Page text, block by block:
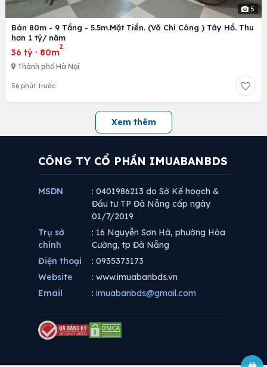
5
Bán 80m - 9 Tầng - 5.5m.Mặt Tiền. (Võ Chí Công ) Tây Hồ. Thu
hơn 1 tỷ/ năm
36 tỷ · 80m
2
Thành phố Hà Nội
56 phút trước
Xem thêm
CÔNG TY CỔ PHẦN IMUABANBDS
MSDN
: 0401986213 do Sở Kế hoạch &
Đầu tư TP Đà Nẵng cấp ngày
01/7/2019
Trụ sở
chính
: 16 Nguyễn Sơn Hà, phường Hòa
Cường, tp Đà Nẵng
Điện thoại
: 0935373173
Website
: www.imuabanbds.vn
Email
: imuabanbds@gmail.com